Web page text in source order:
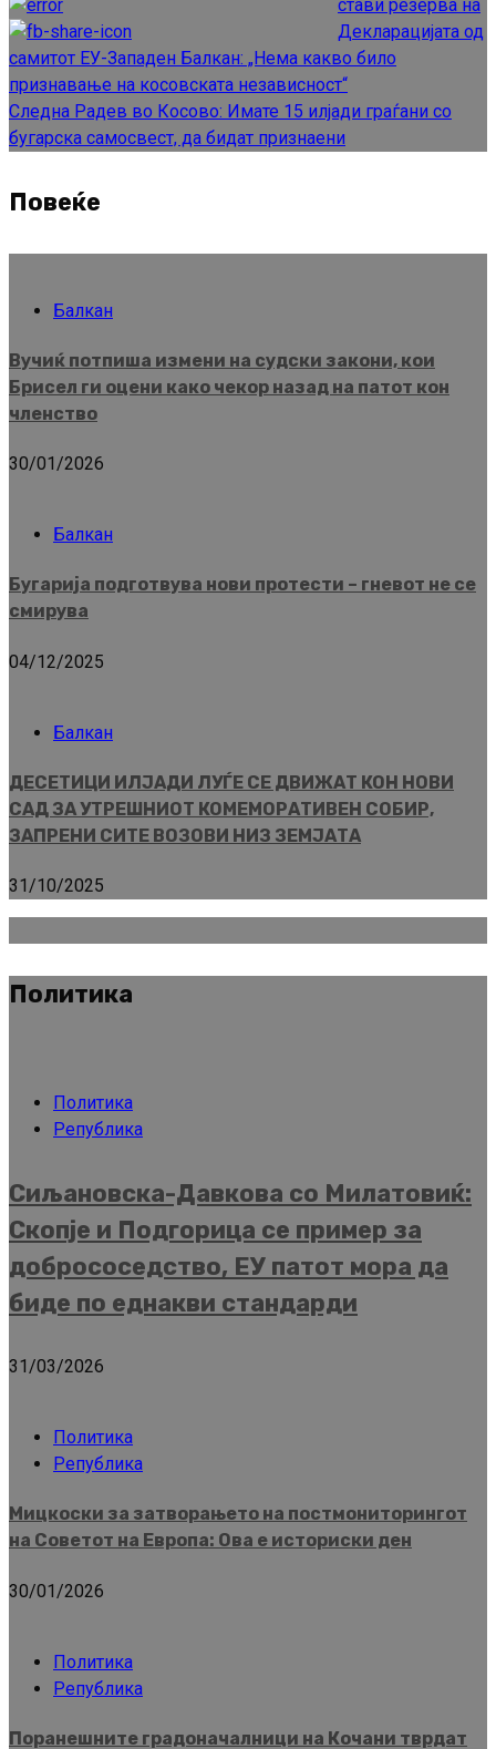
Reading
стави резерва на
Декларацијата од
самитот ЕУ-Западен Балкан: „Нема какво било
признавање на косовската независност“
Следна Радев во Косово: Имате 15 илјади граѓани со
бугарска самосвест, да бидат признаени
Повеќе
Балкан
Вучиќ потпиша измени на судски закони, кои
Брисел ги оцени како чекор назад на патот кон
членство
30/01/2026
Балкан
Бугарија подготвува нови протести – гневот не се
смирува
04/12/2025
Балкан
ДЕСЕТИЦИ ИЛЈАДИ ЛУЃЕ СЕ ДВИЖАТ КОН НОВИ
САД ЗА УТРЕШНИОТ КОМЕМОРАТИВЕН СОБИР,
ЗАПРЕНИ СИТЕ ВОЗОВИ НИЗ ЗЕМЈАТА
31/10/2025
Политика
Политика
Република
Сиљановска-Давкова со Милатовиќ:
Скопје и Подгорица се пример за
добрососедство, ЕУ патот мора да
биде по еднакви стандарди
31/03/2026
Политика
Република
Мицкоски за затворањето на постмониторингот
на Советот на Европа: Ова е историски ден
30/01/2026
Политика
Република
Поранешните градоначалници на Кочани тврдат